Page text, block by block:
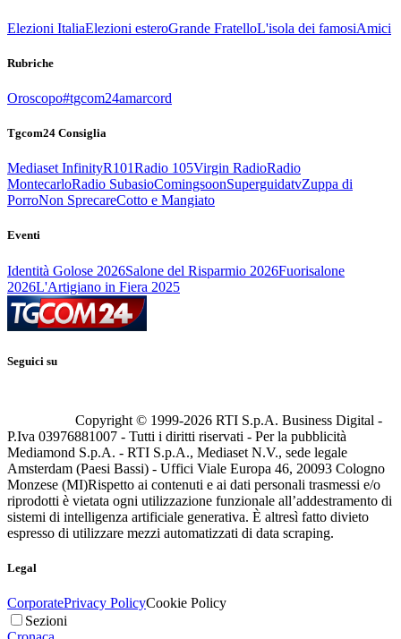
Elezioni ItaliaElezioni esteroGrande FratelloL'isola dei famosiAmici
Rubriche
Oroscopo#tgcom24amarcord
Tgcom24 Consiglia
Mediaset InfinityR101Radio 105Virgin RadioRadio
MontecarloRadio SubasioComingsoonSuperguidatvZuppa di
PorroNon SprecareCotto e Mangiato
Eventi
Identità Golose 2026Salone del Risparmio 2026Fuorisalone
2026L'Artigiano in Fiera 2025
Seguici su
Copyright © 1999-2026 RTI S.p.A. Business Digital -
P.Iva 03976881007 - Tutti i diritti riservati - Per la pubblicità
Mediamond S.p.A. - RTI S.p.A., Mediaset N.V., sede legale
Amsterdam (Paesi Bassi) - Uffici Viale Europa 46, 20093 Cologno
Monzese (MI)Rispetto ai contenuti e ai dati personali trasmessi e/o
riprodotti è vietata ogni utilizzazione funzionale all’addestramento di
sistemi di intelligenza artificiale generativa. È altresì fatto divieto
espresso di utilizzare mezzi automatizzati di data scraping.
Legal
CorporatePrivacy PolicyCookie Policy
Sezioni